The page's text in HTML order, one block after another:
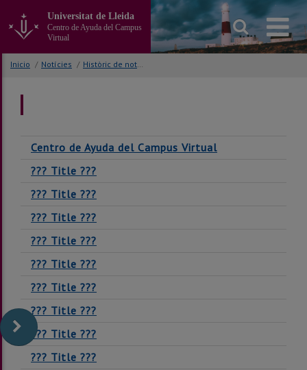
contenido
Universitat de Lleida
Centro de Ayuda del Campus
Virtual
Inicio / Notícies / Històric de notícies
Centro de Ayuda del Campus Virtual
??? Title ???
??? Title ???
??? Title ???
??? Title ???
??? Title ???
??? Title ???
??? Title ???
??? Title ???
??? Title ???